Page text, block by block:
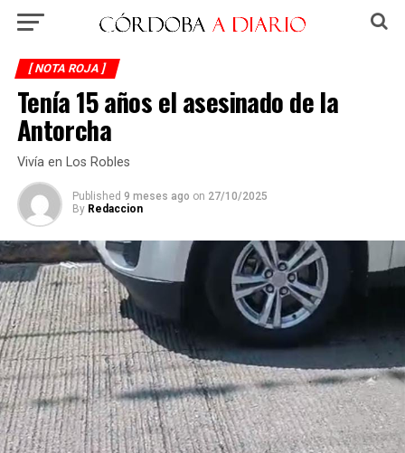
[ NOTA ROJA ]
Tenía 15 años el asesinado de la
Antorcha
Vivía en Los Robles
Published 9 meses ago on 27/10/2025
By Redaccion